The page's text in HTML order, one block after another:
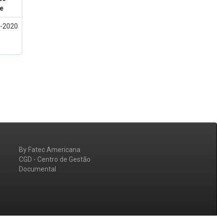
2020
By Fatec Americana
CGD - Centro de Gestão
Documental